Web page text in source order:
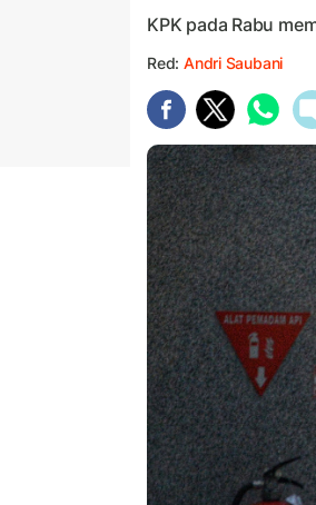
KPK pada Rabu
Red: Andri Saubani